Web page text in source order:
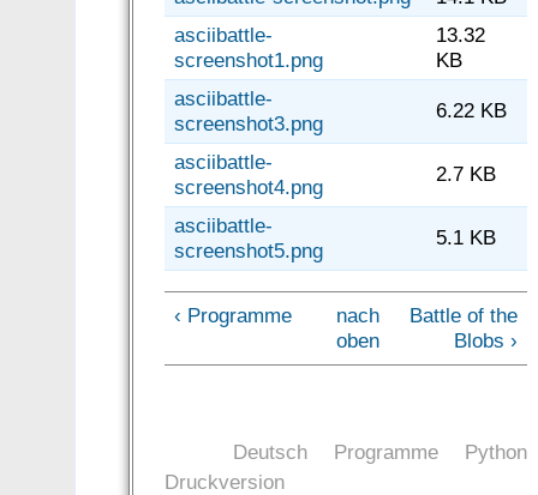
asciibattle-
screenshot1.png
13.32
KB
asciibattle-
screenshot3.png
6.22 KB
asciibattle-
screenshot4.png
2.7 KB
asciibattle-
screenshot5.png
5.1 KB
‹ Programme
nach
oben
Battle of the
Blobs ›
Deutsch Programme
Python
Druckversion